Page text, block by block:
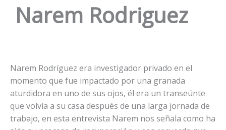
Narem Rodriguez
Narem Rodríguez era investigador privado en el
momento que fue impactado por una granada
aturdidora en uno de sus ojos, él era un transeúnte
que volvía a su casa después de una larga jornada de
trabajo, en esta entrevista Narem nos señala como ha